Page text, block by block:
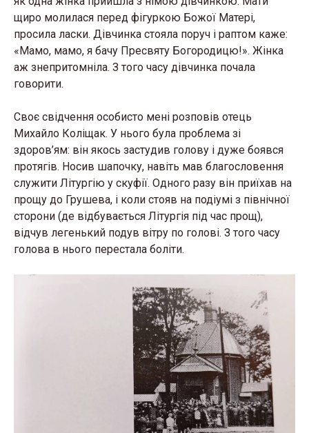
щиро молилася перед фігуркою Божої Матері,
просила ласки. Дівчинка стояла поруч і раптом каже:
«Мамо, мамо, я бачу Пресвяту Богородицю!». Жінка
аж знепритомніла. З того часу дівчинка почала
говорити.
Своє свідчення особисто мені розповів отець
Михайло Коліщак. У нього була проблема зі
здоров’ям: він якось застудив голову і дуже боявся
протягів. Носив шапочку, навіть мав благословення
служити Літургію у скуфії. Одного разу він приїхав на
прощу до Грушева, і коли стояв на подіумі з північної
сторони (де відбувається Літургія під час прощ),
відчув легенький подув вітру по голові. З того часу
голова в нього перестала боліти.